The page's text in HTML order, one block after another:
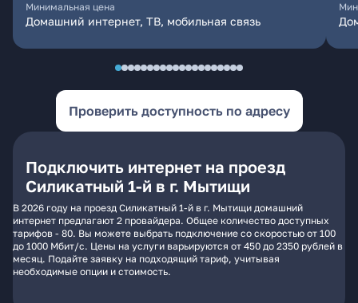
Минимальная цена
Домашний интернет, ТВ, мобильная связь
Проверить доступность по адресу
Подключить интернет на проезд
Силикатный 1-й в г. Мытищи
В 2026 году на проезд Силикатный 1-й в г. Мытищи домашний
интернет предлагают 2 провайдера. Общее количество доступных
тарифов - 80. Вы можете выбрать подключение со скоростью от 100
до 1000 Мбит/с. Цены на услуги варьируются от 450 до 2350 рублей в
месяц. Подайте заявку на подходящий тариф, учитывая
необходимые опции и стоимость.